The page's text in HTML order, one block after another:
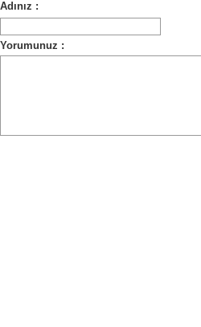
Adınız :
Yorumunuz :